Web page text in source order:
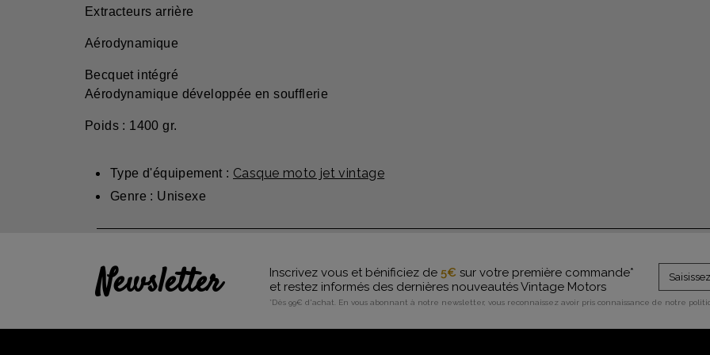
Extracteurs arrière
Aérodynamique
Becquet intégré
Aérodynamique développée en soufflerie
Poids : 1400 gr.
Type d'équipement : Casque moto jet vintage
Genre : Unisexe
Newsletter Inscrivez vous et bénificiez de 5€ sur votre première commande*
et restez informés des dernières nouveautés Vintage Motors
*Dès 99€ d'achat. En vous abonnant à notre newsletter, vous reconnaissez avoir pris connaissance de notre